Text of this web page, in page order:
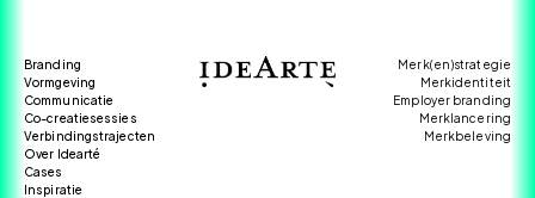
Branding
Vormgeving
Communicatie
Co-creatiesessies
Verbindingstrajecten
Over Idearté
Cases
Inspiratie
Merk(en)strategie
Merkidentiteit
Employer branding
Merklancering
Merkbeleving